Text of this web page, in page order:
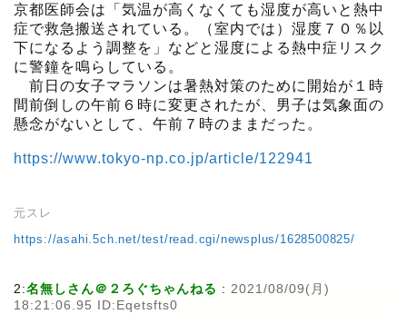
京都医師会は「気温が高くなくても湿度が高いと熱中
症で救急搬送されている。（室内では）湿度７０％以
下になるよう調整を」などと湿度による熱中症リスク
に警鐘を鳴らしている。
前日の女子マラソンは暑熱対策のために開始が１時
間前倒しの午前６時に変更されたが、男子は気象面の
懸念がないとして、午前７時のままだった。
https://www.tokyo-np.co.jp/article/122941
元スレ
https://asahi.5ch.net/test/read.cgi/newsplus/1628500825/
2:名無しさん＠２ろぐちゃんねる : 2021/08/09(月)
18:21:06.95 ID:Eqetsfts0